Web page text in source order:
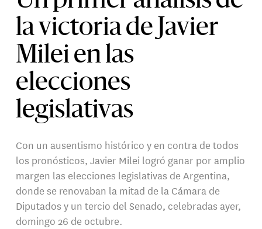
la victoria de Javier
Milei en las
elecciones
legislativas
Con un ausentismo histórico y en contra de todos
los pronósticos, Javier Milei logró ganar por amplio
margen las elecciones legislativas de Argentina,
donde se renovaban la mitad de la Cámara de
Diputados y un tercio del Senado, celebradas ayer,
domingo 26 de octubre.